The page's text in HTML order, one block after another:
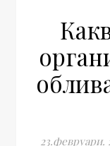
23.февруари.